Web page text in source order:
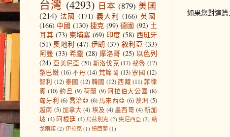
如果您對這
台灣 (4293) 日本 (879) 美國
(214) 法國 (171) 義大利 (166) 英國
(166) 中國 (130) 捷克 (99) 德國 (92) 土
耳其 (73) 柬埔寨 (69) 印度 (58) 西班牙
(51) 奧地利 (47) 伊朗 (37) 敘利亞 (33)
阿曼 (33) 希臘 (28) 摩洛哥 (25) 以色列
(24) 亞美尼亞 (20) 斯洛伐克 (17) 祕魯 (17)
黎巴嫩 (16) 不丹 (14) 梵諦岡 (13) 寮國 (12)
智利 (12)泰國 (12)韓國 (12)西藏 (11) 菲律
賓 (10) 約旦 (9) 荷蘭 (9) 阿拉伯大公國 (8)
匈牙利 (6) 喬治亞 (6) 馬來西亞 (6)澳洲 (5)
越南 (5) 加拿大 (4) 埃及 (4)墨西哥 (4)新加
坡 (4) 阿根廷 (4) 烏茲別克 (2) 突尼西亞 (2) 納
戈爾諾 (2) 伊拉克 (1) 紐西蘭 (1)